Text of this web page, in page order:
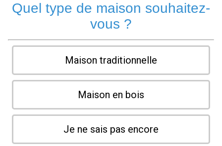
Quel type de maison souhaitez-
vous ?
Maison traditionnelle
Maison en bois
Je ne sais pas encore